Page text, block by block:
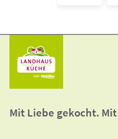
Mit Liebe gekocht.